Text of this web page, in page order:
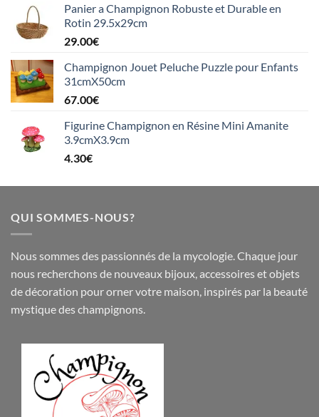
Panier a Champignon Robuste et Durable en
Rotin 29.5x29cm
29.00€
Champignon Jouet Peluche Puzzle pour Enfants
31cmX50cm
67.00€
Figurine Champignon en Résine Mini Amanite
3.9cmX3.9cm
4.30€
QUI SOMMES-NOUS?
Nous sommes des passionnés de la mycologie. Chaque jour
nous recherchons de nouveaux bijoux,accessoireset objets
dedécoration pour orner votre maison, inspirés par la beauté
mystique des champignons.